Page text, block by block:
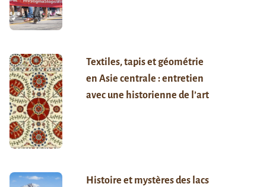
Textiles, tapis et géométrie
en Asie centrale : entretien
avec une historienne de l’art
Histoire et mystères des lacs